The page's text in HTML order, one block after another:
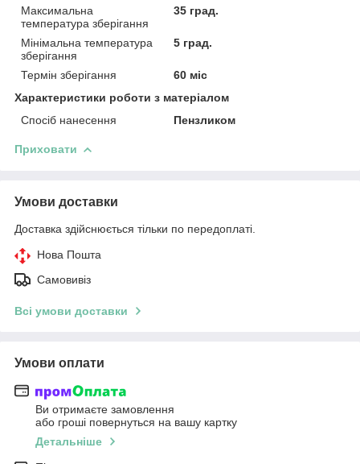
Максимальна
температура зберігання
35 град.
Мінімальна температура
зберігання
5 град.
Термін зберігання
60 міс
Характеристики роботи з матеріалом
Спосіб нанесення
Пензликом
Приховати
Умови доставки
Доставка здійснюється тільки по передоплаті.
Нова Пошта
Самовивіз
Всі умови доставки
Умови оплати
Ви отримаєте замовлення
або гроші повернуться на вашу картку
Детальніше